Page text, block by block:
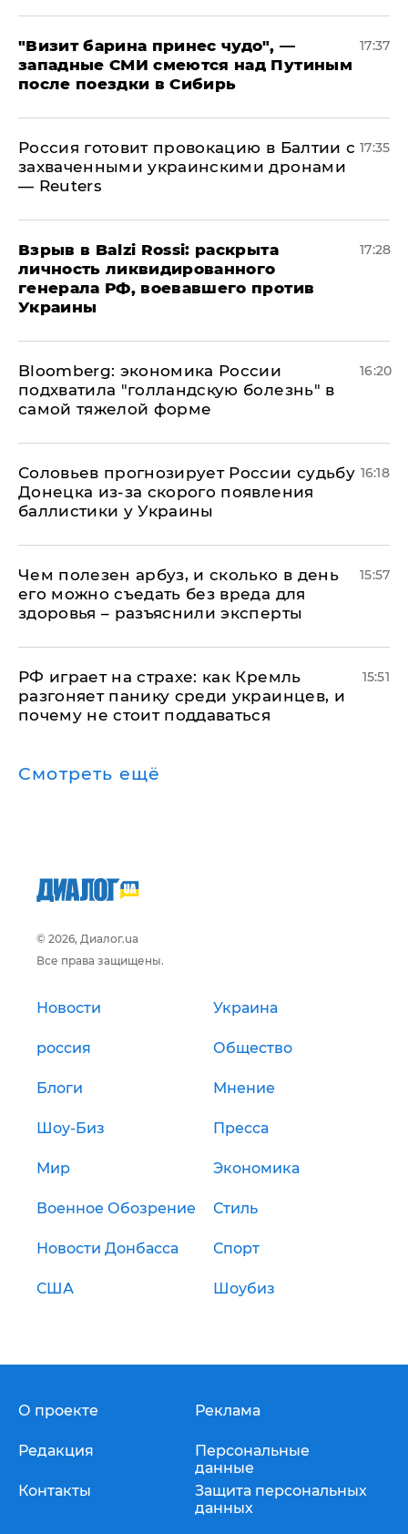
"Визит барина принес чудо", —
западные СМИ смеются над Путиным
после поездки в Сибирь
17:37
​Россия готовит провокацию в Балтии с
захваченными украинскими дронами
— Reuters
17:35
​Взрыв в Balzi Rossi: раскрыта
личность ликвидированного
генерала РФ, воевавшего против
Украины
17:28
Bloomberg: экономика России
подхватила "голландскую болезнь" в
самой тяжелой форме
16:20
Соловьев прогнозирует России судьбу
Донецка из-за скорого появления
баллистики у Украины
16:18
Чем полезен арбуз, и сколько в день
его можно съедать без вреда для
здоровья – разъяснили эксперты
15:57
РФ играет на страхе: как Кремль
разгоняет панику среди украинцев, и
почему не стоит поддаваться
15:51
Смотреть ещё
© 2026, Диалог.ua
Все права защищены.
Новости Украина
россия Общество
Блоги Мнение
Шоу-Биз Пресса
Мир Экономика
Военное Обозрение Стиль
Новости Донбасса Спорт
США Шоубиз
О проекте
Редакция
Контакты
Реклама
Персональные
данные
Защита персональных
данных